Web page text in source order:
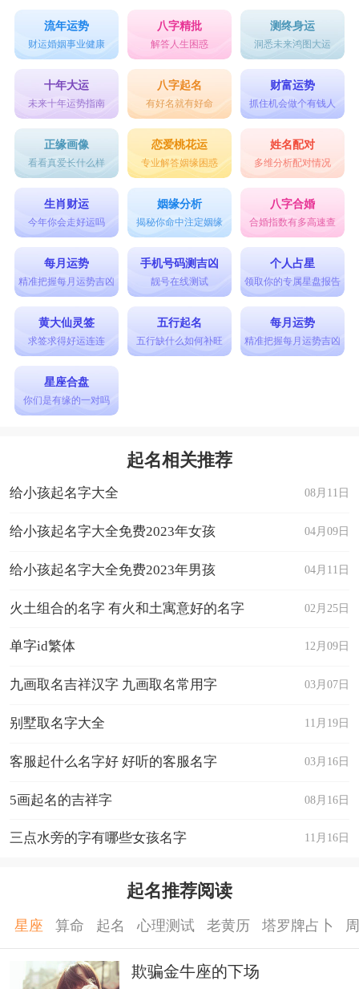
流年运势
财运婚姻事业健康
八字精批
解答人生困惑
测终身运
洞悉未来鸿图大运
十年大运
未来十年运势指南
八字起名
有好名就有好命
财富运势
抓住机会做个有钱人
正缘画像
看看真爱长什么样
恋爱桃花运
专业解答姻缘困惑
姓名配对
多维分析配对情况
生肖财运
今年你会走好运吗
姻缘分析
揭秘你命中注定姻缘
八字合婚
合婚指数有多高速查
每月运势
精准把握每月运势吉凶
手机号码测吉凶
靓号在线测试
个人占星
领取你的专属星盘报告
黄大仙灵签
求签求得好运连连
五行起名
五行缺什么如何补旺
每月运势
精准把握每月运势吉凶
星座合盘
你们是有缘的一对吗
起名相关推荐
08月11日
给小孩起名字大全
04月09日
给小孩起名字大全免费2023年女孩
04月11日
给小孩起名字大全免费2023年男孩
02月25日
火土组合的名字 有火和土寓意好的名字
12月09日
单字id繁体
03月07日
九画取名吉祥汉字 九画取名常用字
11月19日
别墅取名字大全
03月16日
客服起什么名字好 好听的客服名字
08月16日
5画起名的吉祥字
11月16日
三点水旁的字有哪些女孩名字
起名推荐阅读
星座 算命 起名 心理测试 老黄历 塔罗牌占卜
欺骗金牛座的下场